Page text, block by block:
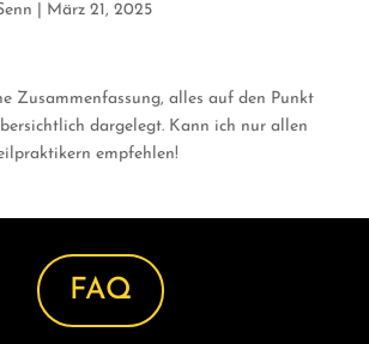
März 21, 2025
Zusammenfassung, alles auf den Punkt
dargelegt. Kann ich nur allen
empfehlen!
FAQ